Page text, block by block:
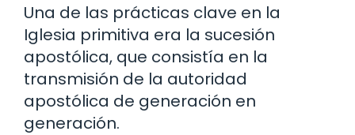
Una de las prácticas clave en la
Iglesia primitiva era la sucesión
apostólica, que consistía en la
transmisión de la autoridad
apostólica de generación en
generación.